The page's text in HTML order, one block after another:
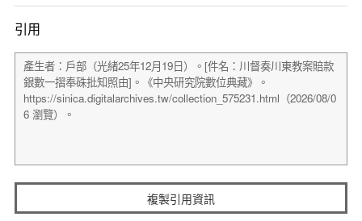
引用
複製引用資訊